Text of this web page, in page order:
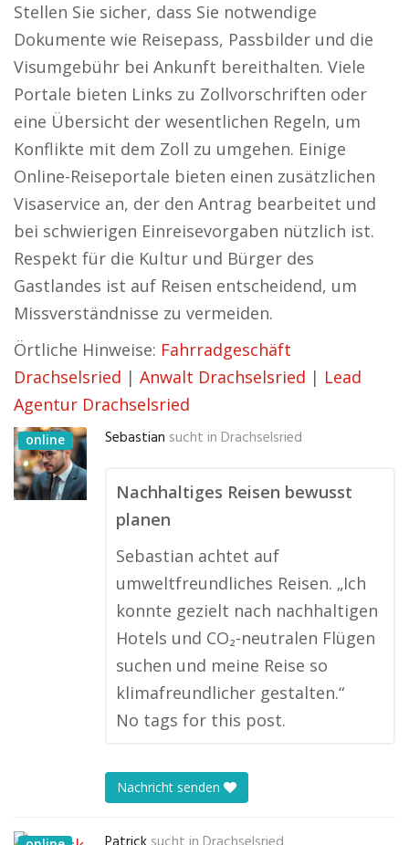
Stellen Sie sicher, dass Sie notwendige
Dokumente wie Reisepass, Passbilder und die
Visumgebühr bei Ankunft bereithalten. Viele
Portale bieten Links zu Zollvorschriften oder
eine Übersicht der wesentlichen Regeln, um
Konflikte mit dem Zoll zu umgehen. Einige
Online-Reiseportale bieten einen zusätzlichen
Visaservice an, der den Antrag bearbeitet und
bei schwierigen Einreisevorgaben nützlich ist.
Respekt für die Kultur und Bürger des
Gastlandes ist auf Reisen entscheidend, um
Missverständnisse zu vermeiden.
Örtliche Hinweise: Fahrradgeschäft
Drachselsried | Anwalt Drachselsried | Lead
Agentur Drachselsried
online Sebastian sucht in Drachselsried
Nachhaltiges Reisen bewusst
planen
Sebastian achtet auf
umweltfreundliches Reisen. „Ich
konnte gezielt nach nachhaltigen
Hotels und CO₂-neutralen Flügen
suchen und meine Reise so
klimafreundlicher gestalten.“
No tags for this post.
Nachricht senden